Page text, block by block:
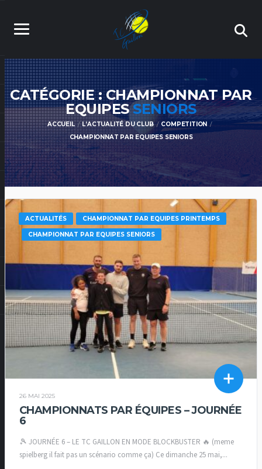
CATÉGORIE : CHAMPIONNAT PAR
EQUIPESSENIORS
ACCUEIL L’ACTUALITÉ DU CLUB
COMPETITION
CHAMPIONNAT PAR EQUIPES SENIORS
ACTUALITÉS CHAMPIONNAT PAR EQUIPES PRINTEMPS
CHAMPIONNAT PAR EQUIPES SENIORS
26 MAI 2025
CHAMPIONNATS PAR ÉQUIPES – JOURNÉE
6
🎾 JOURNÉE 6 – LE TC GAILLON EN MODE BLOCKBUSTER 🔥 (meme
spielberg il fait pas un scénario comme ça) Ce dimanche 25 mai,...